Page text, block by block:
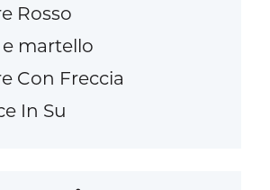
Rosso
e martello
Con Freccia
In Su